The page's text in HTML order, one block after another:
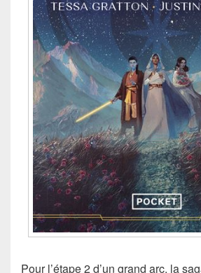
Pour l’étape 2 d’un grand arc, la